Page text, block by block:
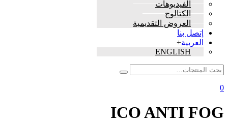
الفيديوهات
الكتالوج
العروض التقديمية
إتصل بنا
العربية+
ENGLISH
0
ICO ANTI FOG